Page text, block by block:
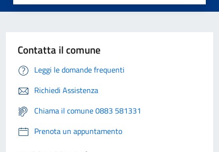
Contatta il comune
Leggi le domande frequenti
Richiedi Assistenza
Chiama il comune 0883 581331
Prenota un appuntamento